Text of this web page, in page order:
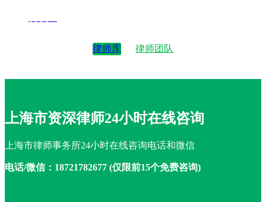
律师库 律师团队
上海市资深律师24小时在线咨询
上海市律师事务所24小时在线咨询电话和微信
电话/微信：18721782677 (仅限前15个免费咨询)